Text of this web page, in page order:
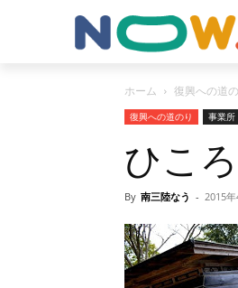
ホーム 復興への道
復興への道のり 事業所
ひこ
By 南三陸なう - 2015